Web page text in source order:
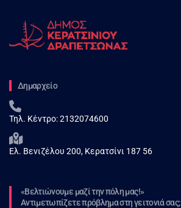
Δημαρχείο
Τηλ. Κέντρο:2132074600
Ελ. Βενιζέλου 200, Κερατσίνι 187 56
«Βελτιώνουμε μαζί την πόλη μας!»
Αντιμετωπίζετε πρόβλημα στη γειτονιά σας;